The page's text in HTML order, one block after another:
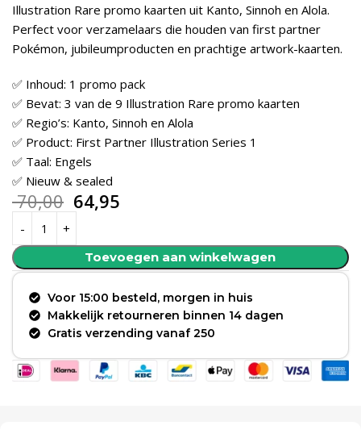
Illustration Rare promo kaarten uit Kanto, Sinnoh en Alola.
Perfect voor verzamelaars die houden van first partner
Pokémon, jubileumproducten en prachtige artwork-kaarten.
✅ Inhoud: 1 promo pack
✅ Bevat: 3 van de 9 Illustration Rare promo kaarten
✅ Regio’s: Kanto, Sinnoh en Alola
✅ Product: First Partner Illustration Series 1
✅ Taal: Engels
✅ Nieuw & sealed
70,00 64,95
Toevoegen aan winkelwagen
Voor 15:00 besteld, morgen in huis
Makkelijk retourneren binnen 14 dagen
Gratis verzending vanaf 250